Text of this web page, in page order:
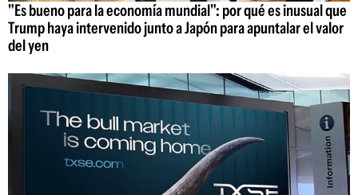
"Es bueno para la economía mundial": por qué es inusual que
Trump haya intervenido junto a Japón para apuntalar el valor
del yen